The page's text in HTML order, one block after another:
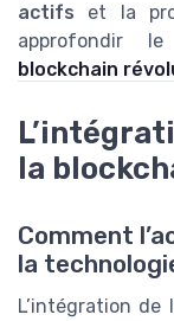
actifs et la
approfondir
blockchain
la
Comment
la
L’intégration de